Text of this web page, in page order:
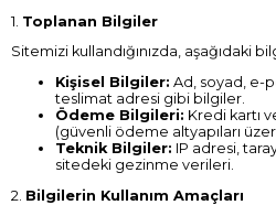
1. Toplanan Bilgiler
Sitemizi kullandığınızda, aşağıdaki
Kişisel Bilgiler: Ad, soyad, e-
teslimat adresi gibi bilgiler.
Ödeme Bilgileri: Kredi kartı
(güvenli ödeme altyapıları
Teknik Bilgiler: IP adresi,
sitedeki gezinme verileri.
2. Bilgilerin Kullanım Amaçları